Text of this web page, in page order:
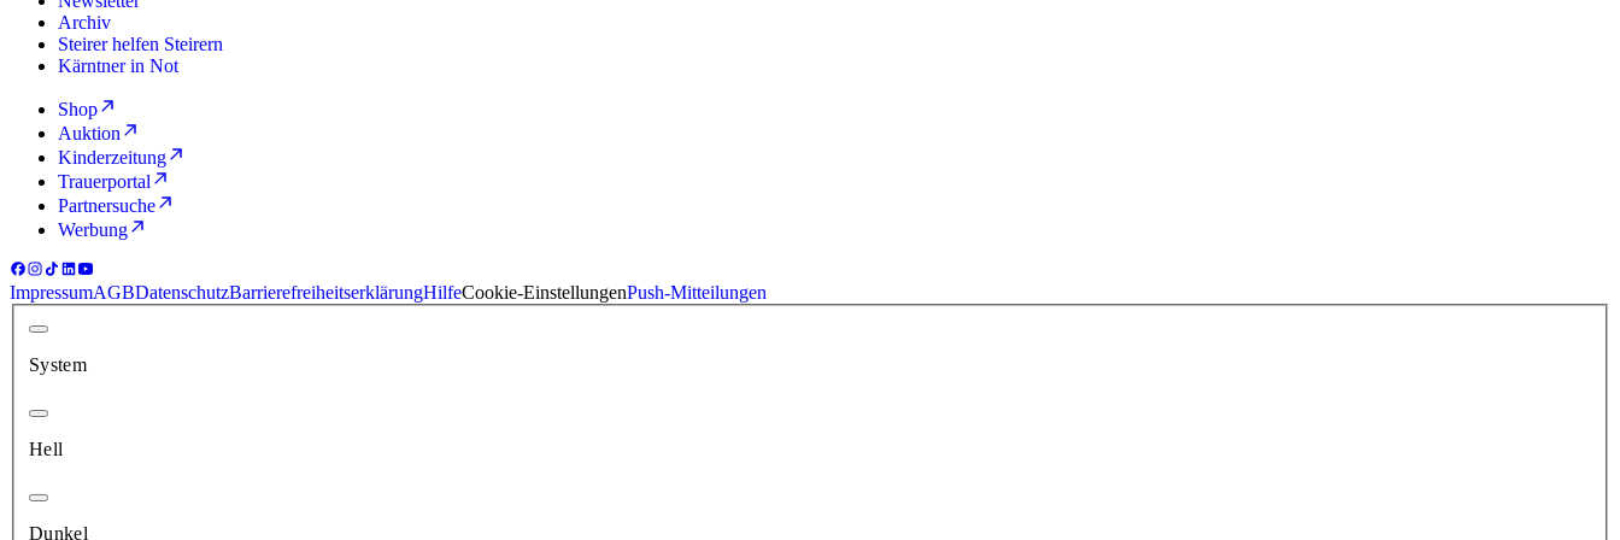
Archiv
Steirer helfen Steirern
Kärntner in Not
Shop
Auktion
Kinderzeitung
Trauerportal
Partnersuche
Werbung
ImpressumAGBDatenschutzBarrierefreiheitserklärungHilfeCookie-EinstellungenPush-Mitteilungen
System
Hell
Dunkel